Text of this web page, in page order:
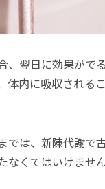
、翌日に効果がで
体内に吸収される
では、新陳代謝で
くてはいけません